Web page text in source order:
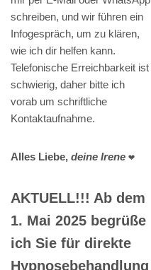
schreiben, und wir führen ein
Infogespräch, um zu klären,
wie ich dir helfen kann.
Telefonische Erreichbarkeit ist
schwierig, daher bitte ich
vorab um schriftliche
Kontaktaufnahme.
Alles Liebe, deine Irene ❤️
AKTUELL!!! Ab dem
1. Mai 2025 begrüße
ich Sie für direkte
Hypnosebehandlung